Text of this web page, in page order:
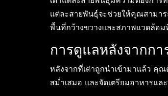
แต่ละสายพันธุ์จะช่วยให้คุณสามาร
พื้นที่กว้างขวางและสภาพแวดล้อ
การดูแลหลังจากกา
หลังจากที่เต่าถูกนำเข้ามาแล้ว คุ
สม่ำเสมอ และจัดเตรียมอาหารแ